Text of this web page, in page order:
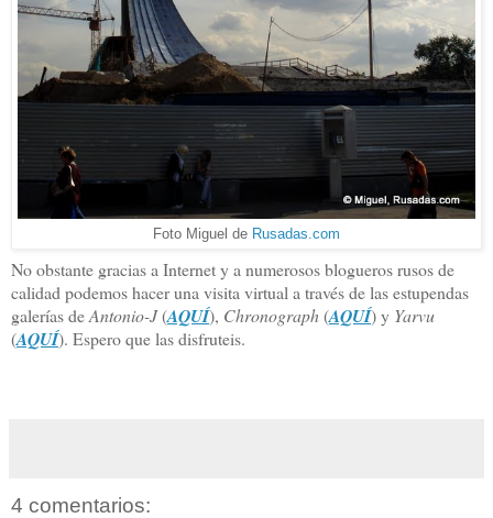
Foto Miguel de Rusadas.com
No obstante gracias a Internet y a numerosos blogueros rusos de
calidad podemos hacer una visita virtual a través de las estupendas
galerías deAntonio-J(AQUÍ), Chronograph(AQUÍ) y Yarvu
(AQUÍ). Espero que las disfruteis.
4 comentarios: